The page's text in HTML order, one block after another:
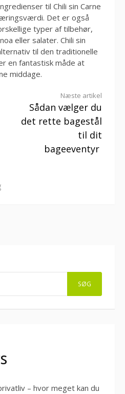
til Chili sin Carne
Det er også
typer af tilbehør,
eller salater. Chili sin
til den traditionelle
en fantastisk måde at
middage.
Næste artikel
Sådan vælger du
det rette bagestål
til dit
bageeventyr
SØG
– hvor meget kan du